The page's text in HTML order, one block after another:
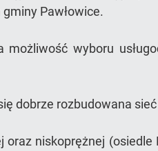
Pawłowice.
wyboru
dobrze rozbudowana
niskoprężnej